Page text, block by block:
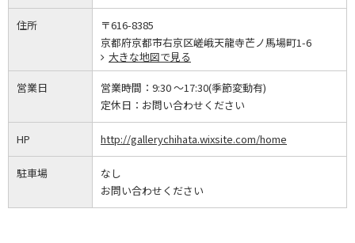
住所
〒616-8385
京都府京都市右京区嵯峨天龍寺芒ノ馬場町1-6
大きな地図で見る
営業日 営業時間： 9:30 ～17:30(季節変動有)
定休日： お問い合わせください
HP http://gallerychihata.wixsite.com/home
駐車場
なし
お問い合わせください